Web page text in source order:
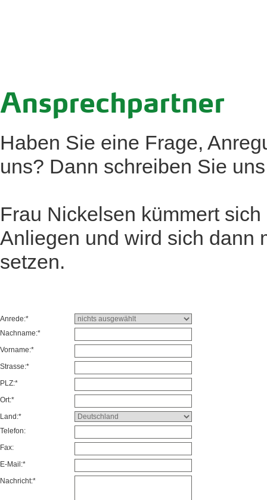
Ansprechpartner
Haben Sie eine Frage,
uns? Dann schreiben Sie
Frau Nickelsen kümmert
Anliegen und wird sich dann
setzen.
Anrede:*
Nachname:*
Vorname:*
Strasse:*
PLZ:*
Ort:*
Land:*
Telefon:
Fax:
E-Mail:*
Nachricht:*